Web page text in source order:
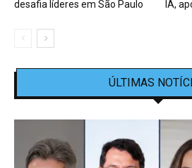
desafia líderes em São Paulo
IA,
ÚLTIMAS